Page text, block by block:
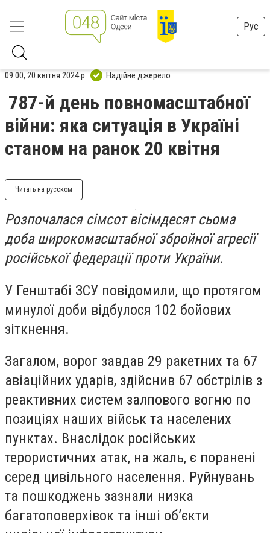
Рус
09:00, 20 квітня 2024 р. Надійне джерело
787-й день повномасштабної
війни: яка ситуація в Україні
станом на ранок 20 квітня
Читать на русском
Розпочалася сімсот вісімдесят сьома
доба широкомасштабної збройної агресії
російської федерації проти України.
У Генштабі ЗСУ повідомили, що протягом
минулої доби відбулося 102 бойових
зіткнення.
Загалом, ворог завдав 29 ракетних та 67
авіаційних ударів, здійснив 67 обстрілів з
реактивних систем залпового вогню по
позиціях наших військ та населених
пунктах. Внаслідок російських
терористичних атак, на жаль, є поранені
серед цивільного населення. Руйнувань
та пошкоджень зазнали низка
багатоповерхівок та інші об’єкти